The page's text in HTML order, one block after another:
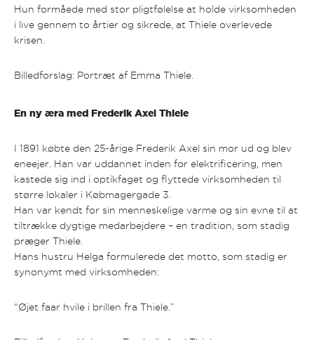
Hun formåede med stor pligtfølelse at holde virksomheden
i live gennem to årtier og sikrede, at Thiele overlevede
krisen.
Billedforslag: Portræt af Emma Thiele.
En ny æra med Frederik Axel Thiele
I 1891 købte den 25-årige Frederik Axel sin mor ud og blev
eneejer. Han var uddannet inden for elektrificering, men
kastede sig ind i optikfaget og flyttede virksomheden til
større lokaler i Købmagergade 3.
Han var kendt for sin menneskelige varme og sin evne til at
tiltrække dygtige medarbejdere – en tradition, som stadig
præger Thiele.
Hans hustru Helga formulerede det motto, som stadig er
synonymt med virksomheden:
“Øjet faar hvile i brillen fra Thiele.”